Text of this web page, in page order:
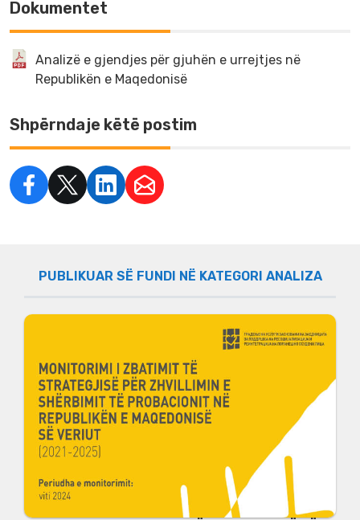
Dokumentet
Analizë e gjendjes për gjuhën e urrejtjes në
Republikën e Maqedonisë
Shpërndaje këtë postim
PUBLIKUAR SË FUNDI NË KATEGORI АNALIZA